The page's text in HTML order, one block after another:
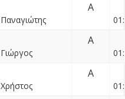
Παναγιώτης
Α
Γιώργος
Α
Χρήστος
Α